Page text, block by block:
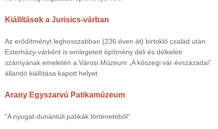
Kiállítások a Jurisics-várban
Az erődítményt leghosszabban (236 éven át) birtokló család után
Esterházy-várként is emlegetett építmény déli és délkeleti
szárnyának emeletén a Városi Múzeum „A kőszegi vár évszázadai”
állandó kiállítása kapott helyet.
Arany Egyszarvú Patikamúzeum
"A nyugat-dunántúli patikák történetéből"